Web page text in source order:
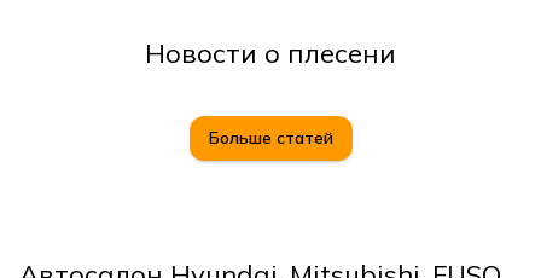
Новости о плесени
Больше статей